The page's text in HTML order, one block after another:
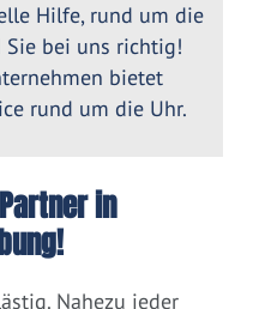
Hilfe, rund um die
Sie bei uns richtig!
bietet
rund um die Uhr.
in
Nahezu jeder